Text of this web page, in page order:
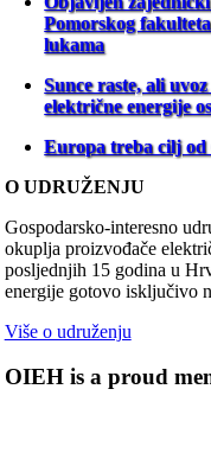
Pomorskog
lukama
Sunce raste, ali
električne energije
Europa treba cilj od
O UDRUŽENJU
Gospodarsko-interesno
okuplja proizvođače
posljednjih 15 godina u
energije gotovo isključivo
Više o udruženju
OIEH is a proud